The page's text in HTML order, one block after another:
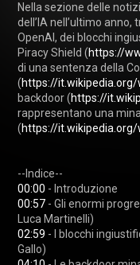
Nella sezione delle
dell’IA nell’ultimo anno,
OpenAI, dei blocchi
Piracy Shield (https://
di una sentenza della
(https://it.wikipedia.org/
backdoor (https://
rappresentano una
(https://it.wikipedia.org/
00:00
00:57 - Gli enormi
02:59 - I blocchi